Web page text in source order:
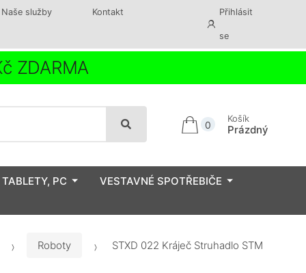
Naše služby Kontakt Přihlásit
se
ZDARMA
0
Košík
Prázdný
PC
VESTAVNÉ SPOTŘEBIČE
Roboty STXD 022 Kráječ Struhadlo STM